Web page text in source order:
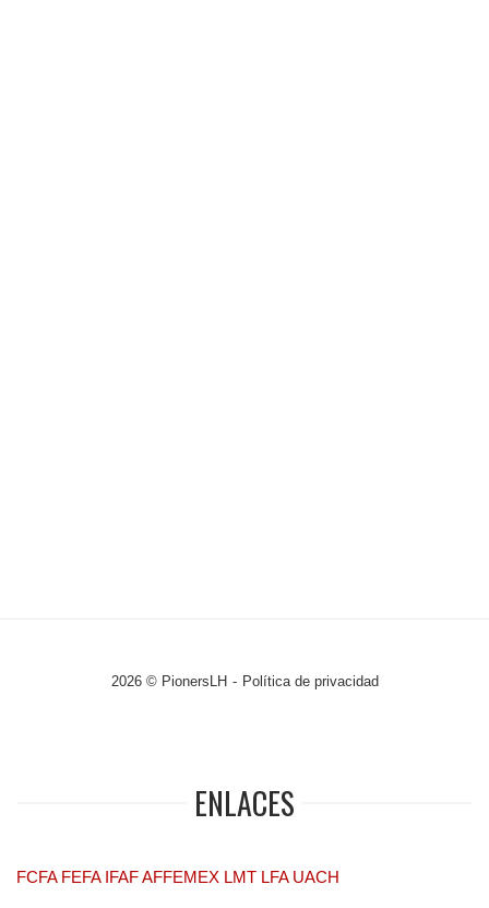
2026 © PionersLH Política de privacidad
ENLACES
FCFA FEFA IFAFAFFEMEX LMT LFA UACH